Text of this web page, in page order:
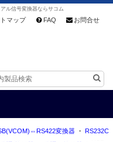
ル信号変換器ならサコム
マップ FAQ お問合せ
変換器・ RS232C